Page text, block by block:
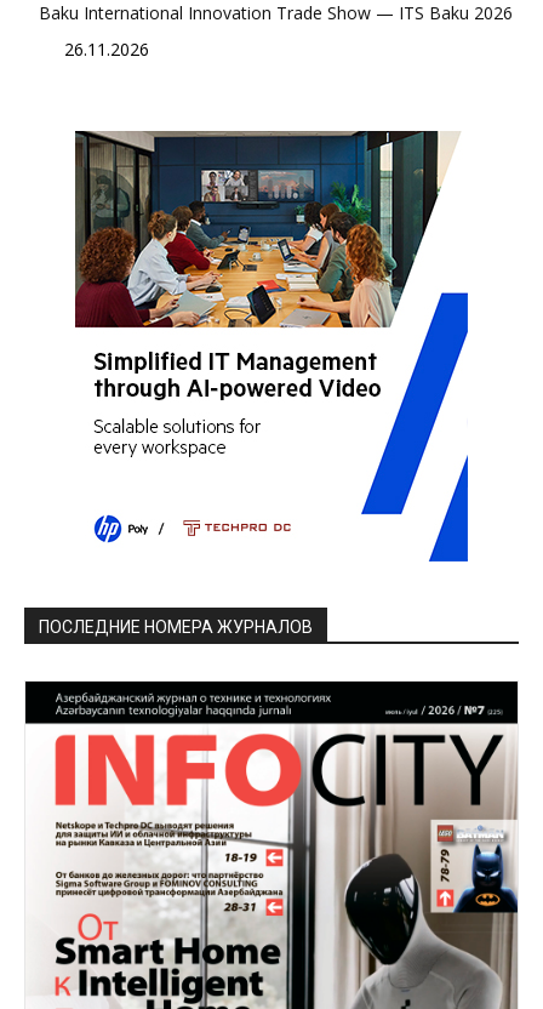
Baku International Innovation Trade Show — ITS Baku 2026
26.11.2026
ПОСЛЕДНИЕ НОМЕРА ЖУРНАЛОВ